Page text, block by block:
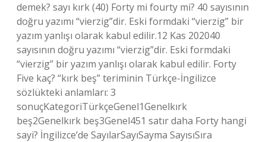
demek? sayı kırk (40) Forty mi fourty mi? 40 sayısının
doğru yazımı “vierzig”dir. Eski formdaki “vierzig” bir
yazım yanlışı olarak kabul edilir.12 Kas 202040
sayısının doğru yazımı “vierzig”dir. Eski formdaki
“vierzig” bir yazım yanlışı olarak kabul edilir. Forty
Five kaç? “kırk beş” teriminin Türkçe-İngilizce
sözlükteki anlamları: 3
sonuçKategoriTürkçeGenel1Genelkırk
beş2Genelkırk beş3Genel451 satır daha Forty hangi
sayi? İngilizce’de SayılarSayıSayma SayısıSıra